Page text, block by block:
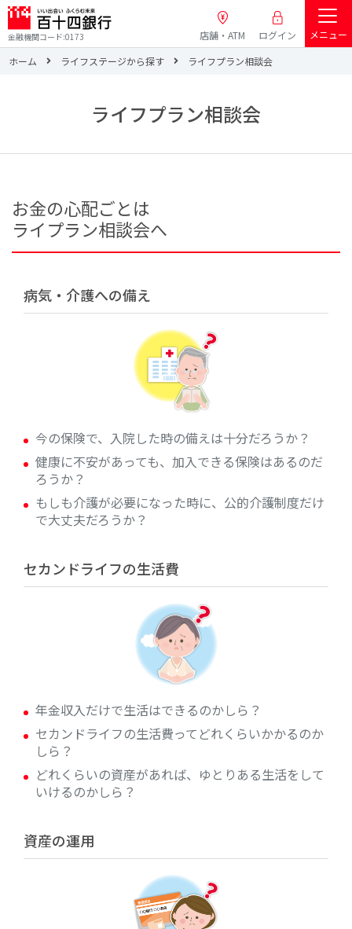
金融機関コード:0173 店舗・ATM ログイン
メニュー
ホーム
ライフステージから探す ライフプラン相談会
ライフプラン相談会
お金の心配ごとは
ライプラン相談会へ
病気・介護への備え
今の保険で、入院した時の備えは十分だろうか？
健康に不安があっても、加入できる保険はあるのだ
ろうか？
もしも介護が必要になった時に、公的介護制度だけ
で大丈夫だろうか？
セカンドライフの生活費
年金収入だけで生活はできるのかしら？
セカンドライフの生活費ってどれくらいかかるのか
しら？
どれくらいの資産があれば、ゆとりある生活をして
いけるのかしら？
資産の運用